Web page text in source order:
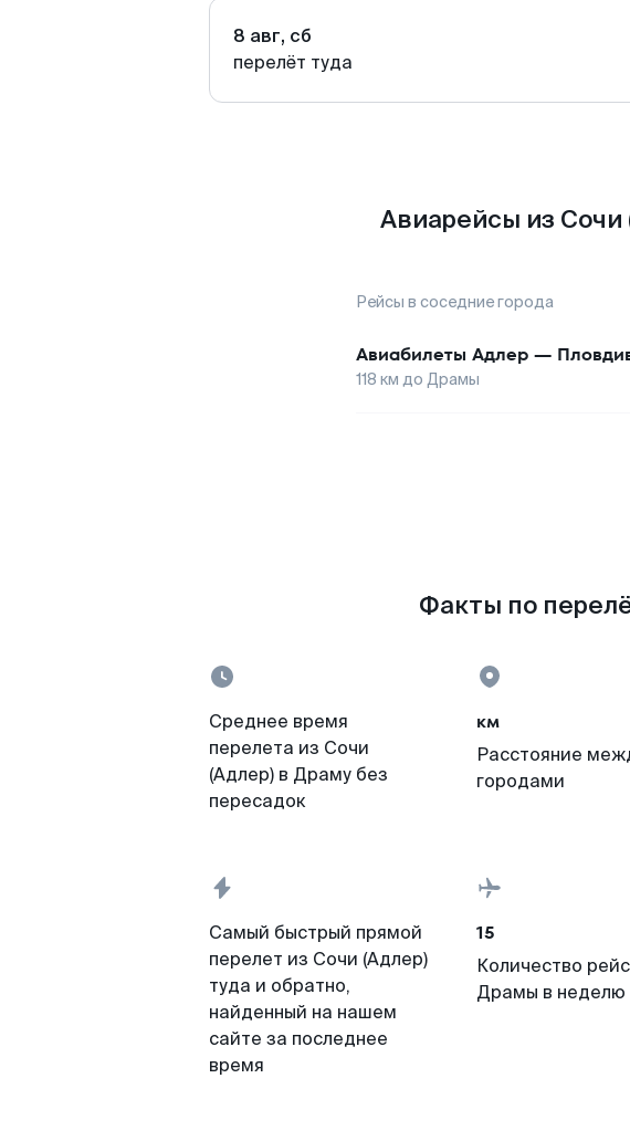
8 авг, сб
перелёт туда
Авиарейсы из
Рейсы в соседние города
Авиабилеты Адлер —
118 км до Драмы
Факты по
Среднее время
перелета из Сочи
(Адлер) в Драму без
пересадок
км
Расстояние
городами
Самый быстрый прямой
перелет из Сочи (Адлер)
туда и обратно,
найденный на нашем
сайте за последнее
время
15
Количество
Драмы в неделю